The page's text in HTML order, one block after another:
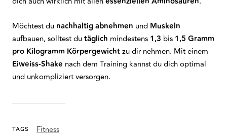
TAGS Fitness
Möchtest du nachhaltig abnehmen und Muskeln
aufbauen, solltest dutäglich mindestens 1,3 bis 1,5 Gramm
pro Kilogramm Körpergewichtzu dir nehmen. Mit einem
Eiweiss-Shake nach dem Training kannst du dich optimal
und unkompliziert versorgen.